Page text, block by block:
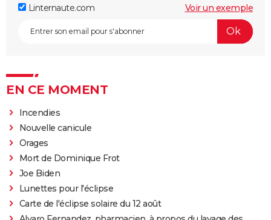
Linternaute.com Voir un exemple
EN CE MOMENT
Incendies
Nouvelle canicule
Orages
Mort de Dominique Frot
Joe Biden
Lunettes pour l'éclipse
Carte de l'éclipse solaire du 12 août